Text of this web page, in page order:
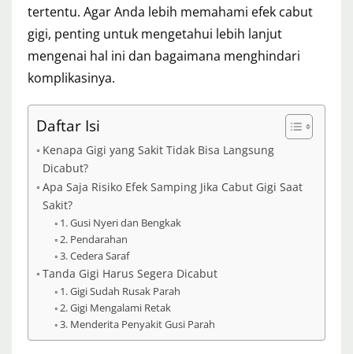
tertentu. Agar Anda lebih memahami efek cabut
gigi, penting untuk mengetahui lebih lanjut
mengenai hal ini dan bagaimana menghindari
komplikasinya.
Daftar Isi
Kenapa Gigi yang Sakit Tidak Bisa Langsung
Dicabut?
Apa Saja Risiko Efek Samping Jika Cabut Gigi Saat
Sakit?
1. Gusi Nyeri dan Bengkak
2. Pendarahan
3. Cedera Saraf
Tanda Gigi Harus Segera Dicabut
1. Gigi Sudah Rusak Parah
2. Gigi Mengalami Retak
3. Menderita Penyakit Gusi Parah